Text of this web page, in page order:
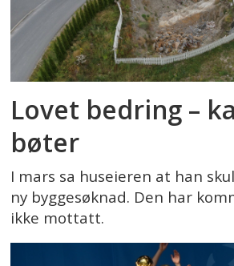
Lovet bedring –
bøter
I mars sa huseieren at han
ny byggesøknad. Den har
ikke mottatt.